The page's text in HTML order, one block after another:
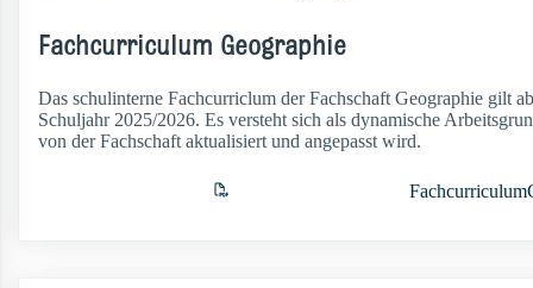
Fachcurriculum Geographie
Das schulinterne Fachcurriclum der Fachschaft Geographie gilt
Schuljahr 2025/2026. Es versteht sich als dynamische
von der Fachschaft aktualisiert und angepasst wird.